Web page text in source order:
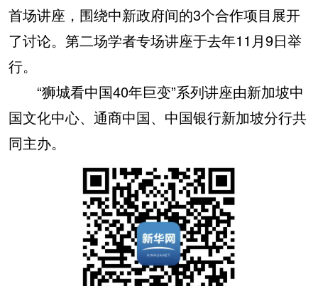
首场讲座，围绕中新政府间的3个合作项目展开
了讨论。第二场学者专场讲座于去年11月9日举
行。
“狮城看中国40年巨变”系列讲座由新加坡中
国文化中心、通商中国、中国银行新加坡分行共
同主办。